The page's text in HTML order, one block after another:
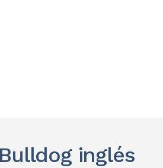
inglés